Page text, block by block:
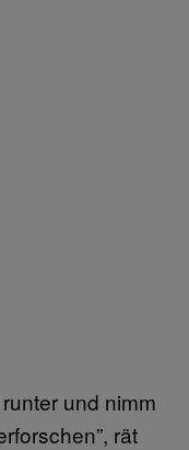
und nimm
rät